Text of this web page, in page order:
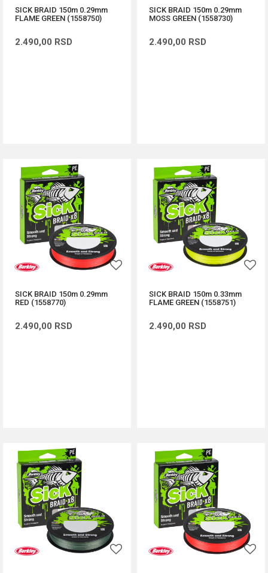
SICK BRAID 150m 0.29mm
FLAME GREEN (1558750)
2.490,00 RSD
SICK BRAID 150m 0.29mm
MOSS GREEN (1558730)
2.490,00 RSD
SICK BRAID 150m 0.29mm
RED (1558770)
2.490,00 RSD
SICK BRAID 150m 0.33mm
FLAME GREEN (1558751)
2.490,00 RSD